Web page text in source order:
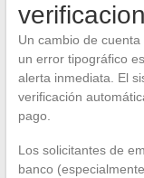
Un cambio de
un error tipográfico
alerta inmediata. El
verificación
pago.
Los solicitantes de
banco